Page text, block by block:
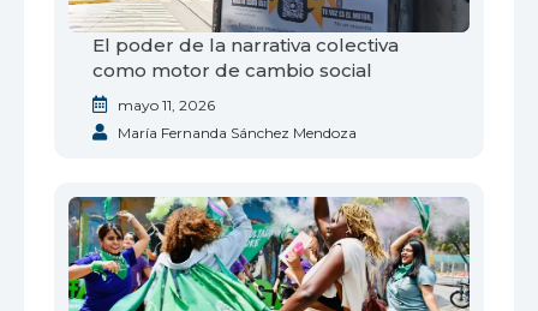
El poder de la narrativa colectiva
como motor de cambio social
mayo 11, 2026
María Fernanda Sánchez Mendoza